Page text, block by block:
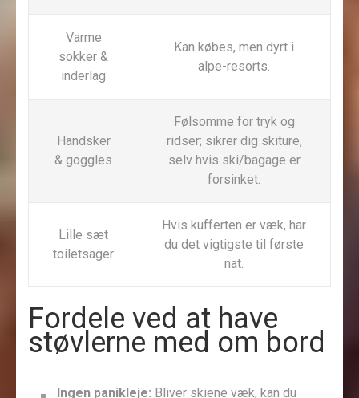
Varme
sokker &
inderlag
Kan købes, men dyrt i
alpe-resorts.
Handsker
& goggles
Følsomme for tryk og
ridser; sikrer dig skiture,
selv hvis ski/bagage er
forsinket.
Lille sæt
toiletsager
Hvis kufferten er væk, har
du det vigtigste til første
nat.
Fordele ved at have
støvlerne med om bord
Ingen panikleje: Bliver skiene væk, kan du